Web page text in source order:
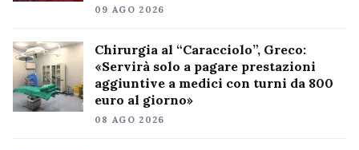
09 AGO 2026
Chirurgia al “Caracciolo”, Greco:
«Servirà solo a pagare prestazioni
aggiuntive a medici con turni da 800
euro al giorno»
08 AGO 2026